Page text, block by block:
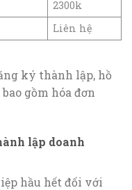
2300k
Liên hệ
ký thành lập, hồ
gồm hóa đơn
lập doanh
hầu hết đối với